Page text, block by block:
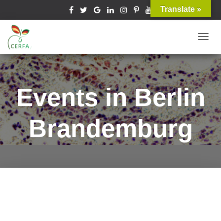
O
G
G
L
E
A
V
G
Events in Berlin
Brandemburg
Translate »